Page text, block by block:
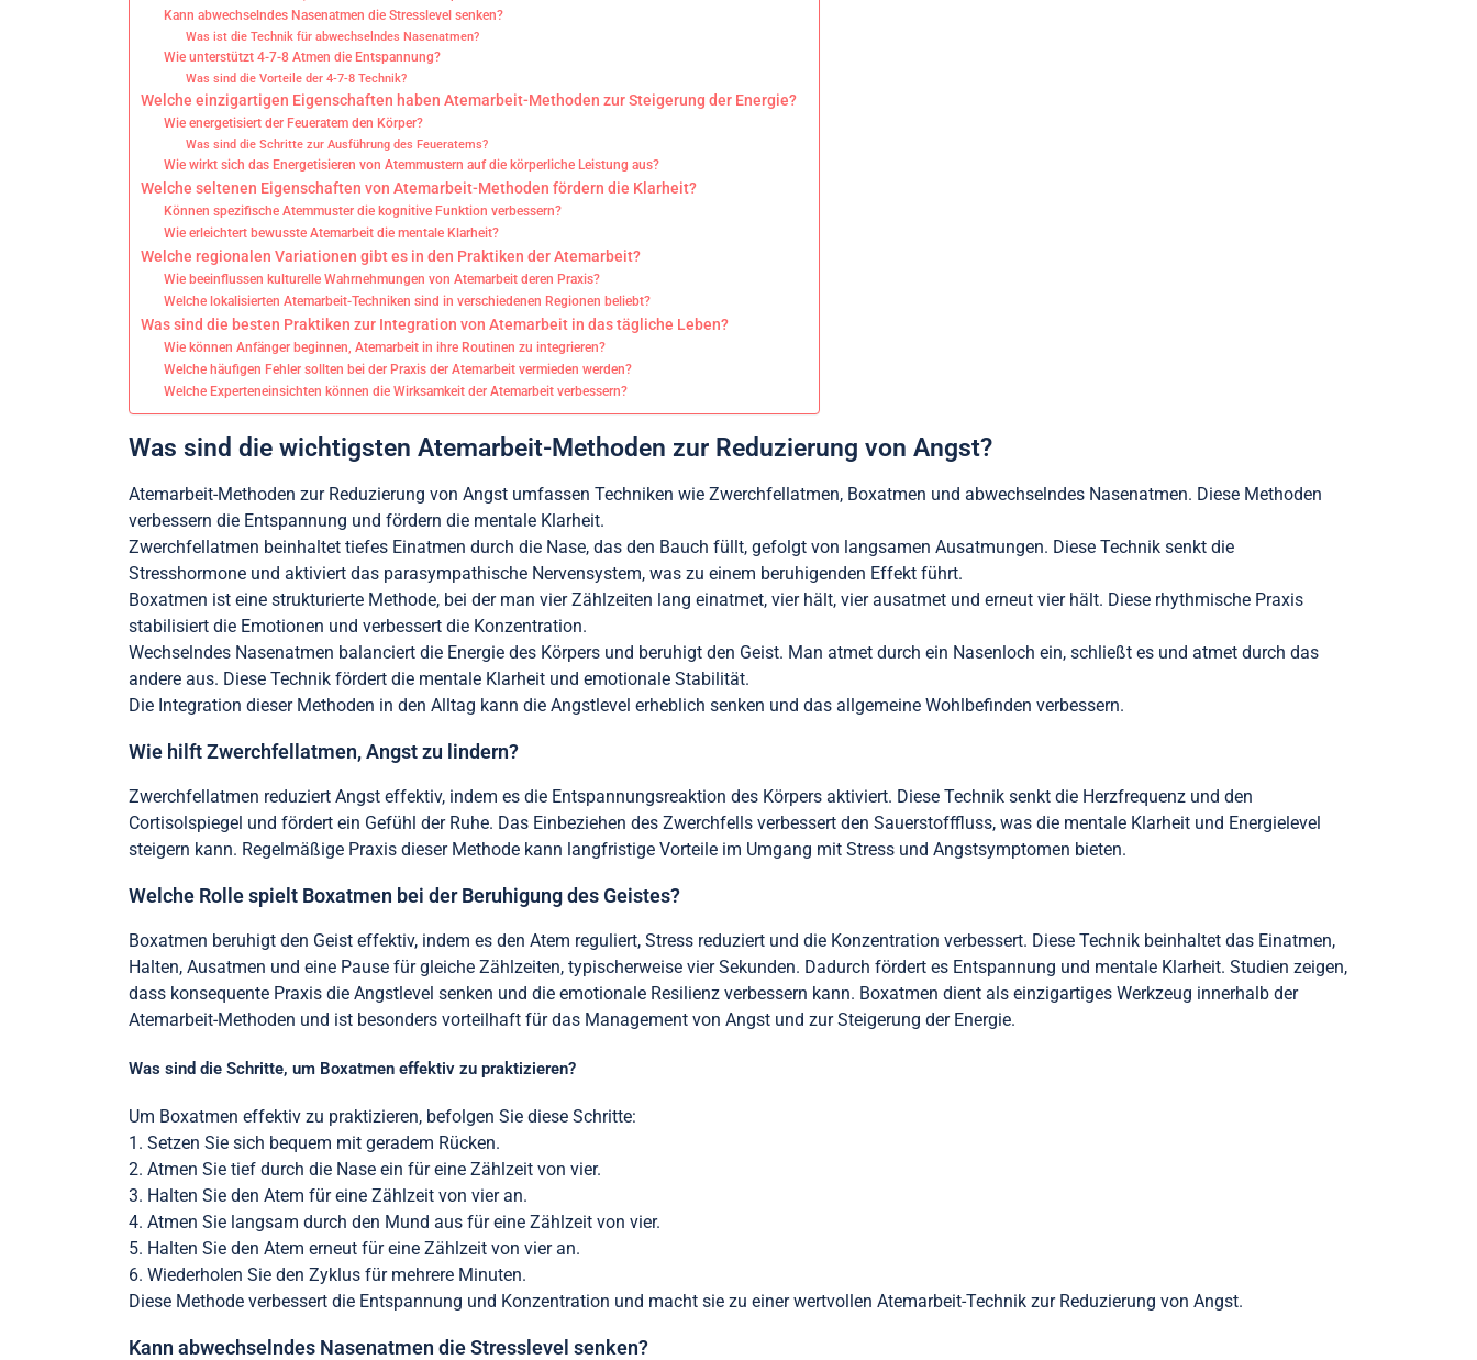
Kann abwechselndes Nasenatmen die Stresslevel senken?
Was ist die Technik für abwechselndes Nasenatmen?
Wie unterstützt 4-7-8 Atmen die Entspannung?
Was sind die Vorteile der 4-7-8 Technik?
Welche einzigartigen Eigenschaften haben Atemarbeit-Methoden zur Steigerung der Energie?
Wie energetisiert der Feueratem den Körper?
Was sind die Schritte zur Ausführung des Feueratems?
Wie wirkt sich das Energetisieren von Atemmustern auf die körperliche Leistung aus?
Welche seltenen Eigenschaften von Atemarbeit-Methoden fördern die Klarheit?
Können spezifische Atemmuster die kognitive Funktion verbessern?
Wie erleichtert bewusste Atemarbeit die mentale Klarheit?
Welche regionalen Variationen gibt es in den Praktiken der Atemarbeit?
Wie beeinflussen kulturelle Wahrnehmungen von Atemarbeit deren Praxis?
Welche lokalisierten Atemarbeit-Techniken sind in verschiedenen Regionen beliebt?
Was sind die besten Praktiken zur Integration von Atemarbeit in das tägliche Leben?
Wie können Anfänger beginnen, Atemarbeit in ihre Routinen zu integrieren?
Welche häufigen Fehler sollten bei der Praxis der Atemarbeit vermieden werden?
Welche Experteneinsichten können die Wirksamkeit der Atemarbeit verbessern?
Was sind die wichtigsten Atemarbeit-Methoden zur Reduzierung von Angst?
Atemarbeit-Methoden zur Reduzierung von Angst umfassen Techniken wie Zwerchfellatmen, Boxatmen und abwechselndes Nasenatmen. Diese Methoden
verbessern die Entspannung und fördern die mentale Klarheit.
Zwerchfellatmen beinhaltet tiefes Einatmen durch die Nase, das den Bauch füllt, gefolgt von langsamen Ausatmungen. Diese Technik senkt die
Stresshormone und aktiviert das parasympathische Nervensystem, was zu einem beruhigenden Effekt führt.
Boxatmen ist eine strukturierte Methode, bei der man vier Zählzeiten lang einatmet, vier hält, vier ausatmet und erneut vier hält. Diese rhythmische Praxis
stabilisiert die Emotionen und verbessert die Konzentration.
Wechselndes Nasenatmen balanciert die Energie des Körpers und beruhigt den Geist. Man atmet durch ein Nasenloch ein, schließt es und atmet durch das
andere aus. Diese Technik fördert die mentale Klarheit und emotionale Stabilität.
Die Integration dieser Methoden in den Alltag kann die Angstlevel erheblich senken und das allgemeine Wohlbefinden verbessern.
Wie hilft Zwerchfellatmen, Angst zu lindern?
Zwerchfellatmen reduziert Angst effektiv, indem es die Entspannungsreaktion des Körpers aktiviert. Diese Technik senkt die Herzfrequenz und den
Cortisolspiegel und fördert ein Gefühl der Ruhe. Das Einbeziehen des Zwerchfells verbessert den Sauerstofffluss, was die mentale Klarheit und Energielevel
steigern kann. Regelmäßige Praxis dieser Methode kann langfristige Vorteile im Umgang mit Stress und Angstsymptomen bieten.
Welche Rolle spielt Boxatmen bei der Beruhigung des Geistes?
Boxatmen beruhigt den Geist effektiv, indem es den Atem reguliert, Stress reduziert und die Konzentration verbessert. Diese Technik beinhaltet das Einatmen,
Halten, Ausatmen und eine Pause für gleiche Zählzeiten, typischerweise vier Sekunden. Dadurch fördert es Entspannung und mentale Klarheit. Studien zeigen,
dass konsequente Praxis die Angstlevel senken und die emotionale Resilienz verbessern kann. Boxatmen dient als einzigartiges Werkzeug innerhalb der
Atemarbeit-Methoden und ist besonders vorteilhaft für das Management von Angst und zur Steigerung der Energie.
Was sind die Schritte, um Boxatmen effektiv zu praktizieren?
Um Boxatmen effektiv zu praktizieren, befolgen Sie diese Schritte:
1. Setzen Sie sich bequem mit geradem Rücken.
2. Atmen Sie tief durch die Nase ein für eine Zählzeit von vier.
3. Halten Sie den Atem für eine Zählzeit von vier an.
4. Atmen Sie langsam durch den Mund aus für eine Zählzeit von vier.
5. Halten Sie den Atem erneut für eine Zählzeit von vier an.
6. Wiederholen Sie den Zyklus für mehrere Minuten.
Diese Methode verbessert die Entspannung und Konzentration und macht sie zu einer wertvollen Atemarbeit-Technik zur Reduzierung von Angst.
Kann abwechselndes Nasenatmen die Stresslevel senken?